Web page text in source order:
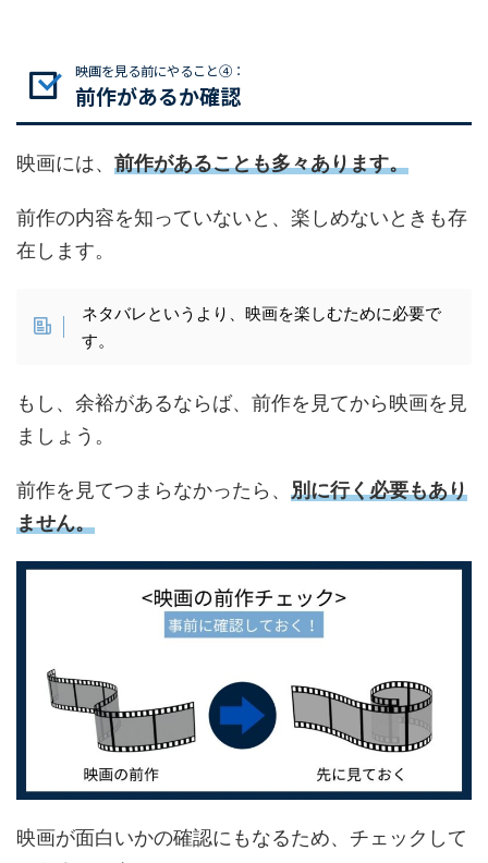
映画を見る前にやること④：
前作があるか確認
映画には、 前作があることも多々あります。
前作の内容を知っていないと、楽しめないときも存
在します。
ネタバレというより、映画を楽しむために必要で
す。
もし、余裕があるならば、前作を見てから映画を見
ましょう。
前作を見てつまらなかったら、 別に行く必要もあり
ません。
映画が面白いかの確認にもなるため、チェックして